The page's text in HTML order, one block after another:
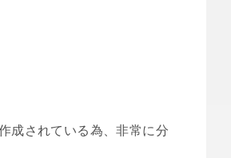
成されている為、非常に分